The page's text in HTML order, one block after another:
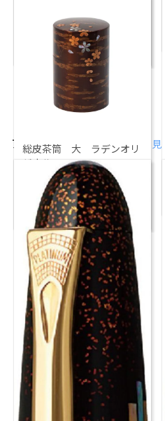
￥
里山ガーデン工房ハッ
ピーボタニカル
総皮茶筒 大 ラデンオリ
ジナル
￥13,750
伝統工芸 樺細工
アート・芸術・装飾品もっと見る